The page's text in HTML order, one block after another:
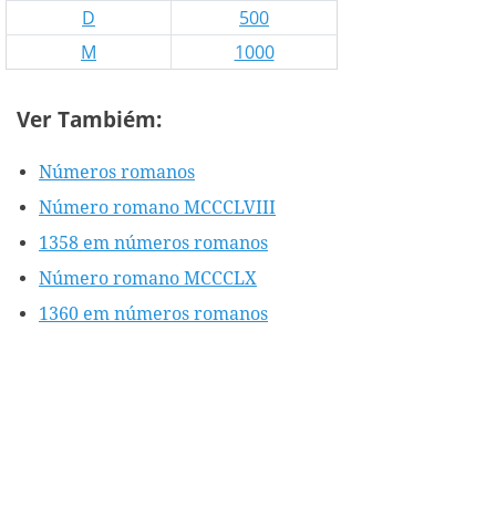
D
500
M
1000
Ver Tambiém:
Números romanos
Número romano MCCCLVIII
1358 em números romanos
Número romano MCCCLX
1360 em números romanos